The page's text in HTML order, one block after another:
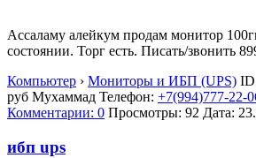
Ассаламу алейкум продам монитор
состоянии. Торг есть. Писать/звонить
Компьютер › Мониторы и ИБП (UPS)
руб Мухаммад Телефон: +7(994)777-22-
Комментарии: 0 Просмотры: 92 Дата:
ибп ups